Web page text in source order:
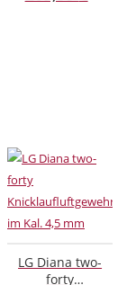
LG Diana two-
forty